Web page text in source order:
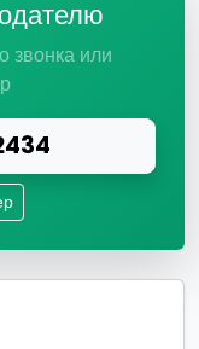
звонка или